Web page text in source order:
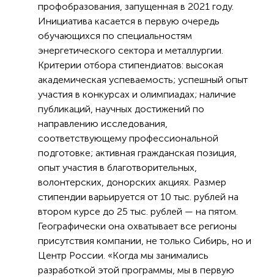
профобразования, запущенная в 2021 году.
Инициатива касается в первую очередь
обучающихся по специальностям
энергетического сектора и металлургии.
Критерии отбора стипендиатов: высокая
академическая успеваемость; успешный опыт
участия в конкурсах и олимпиадах; наличие
публикаций, научных достижений по
направлению исследования,
соответствующему профессиональной
подготовке; активная гражданская позиция,
опыт участия в благотворительных,
волонтерских, донорских акциях. Размер
стипендии варьируется от 10 тыс. рублей на
втором курсе до 25 тыс. рублей — на пятом.
Географически она охватывает все регионы
присутствия компании, не только Сибирь, но и
Центр России. «Когда мы занимались
разработкой этой программы, мы в первую